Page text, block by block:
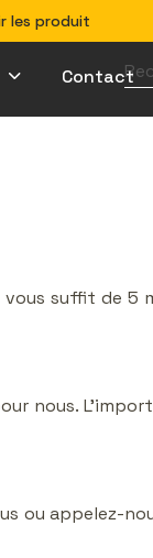
les produit
Contact
suffit de
nous.
ou appelez-